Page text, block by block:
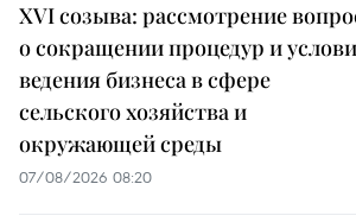
XVI созыва: рассмотрение
о сокращении процедур и
ведения бизнеса в сфере
сельского хозяйства и
окружающей среды
07/08/2026 08:20